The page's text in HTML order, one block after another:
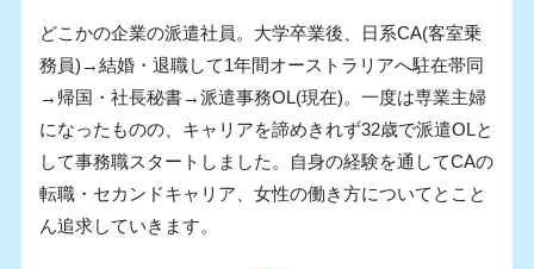
どこかの企業の派遣社員。大学卒業後、日系CA(客室乗
務員)→結婚・退職して1年間オーストラリアへ駐在帯同
→帰国・社長秘書→派遣事務OL(現在)。一度は専業主婦
になったものの、キャリアを諦めきれず32歳で派遣OLと
して事務職スタートしました。自身の経験を通してCAの
転職・セカンドキャリア、女性の働き方についてとこと
ん追求していきます。